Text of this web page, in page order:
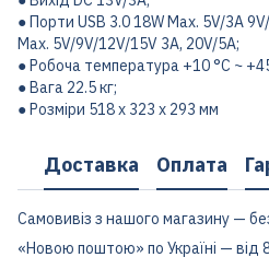
● Порти USB 3.0 18W Max. 5V/3A
Max. 5V/9V/12V/15V 3A, 20V/5A;
● Робоча температура +10 °C ~
● Вага 22.5 кг;
● Розміри 518 х 323 х 293 мм
Доставка Оплата
Самовивіз з нашого магазину —
«Новою поштою» по Україні — від